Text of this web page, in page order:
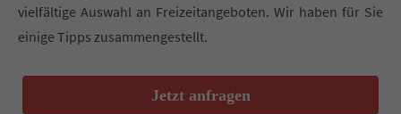
vielfältige Auswahl an Freizeitangeboten. Wir haben für Sie
einige Tipps zusammengestellt.
Jetzt anfragen